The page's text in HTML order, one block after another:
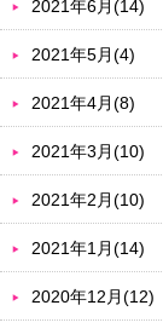
2021年6月(14)
2021年5月(4)
2021年4月(8)
2021年3月(10)
2021年2月(10)
2021年1月(14)
2020年12月(12)